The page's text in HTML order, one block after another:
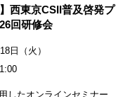
西東京CSII普及啓発プ
回研修会
日（火）
したオンラインセミナー